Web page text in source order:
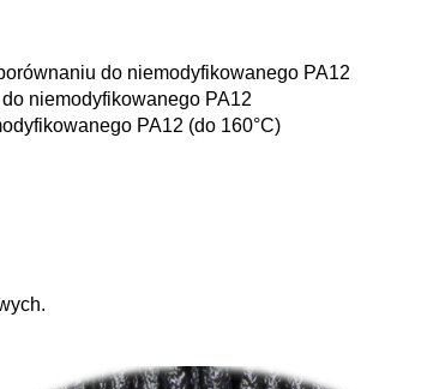
do niemodyfikowanego PA12
niemodyfikowanego PA12
PA12 (do 160°C)